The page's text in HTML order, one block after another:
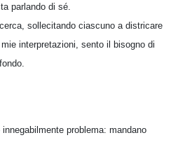
parlando di sé.
sollecitando ciascuno a districare
interpretazioni, sento il bisogno di
problema: mandano